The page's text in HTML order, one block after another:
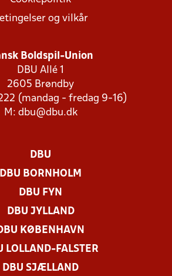
og vilkår
Boldspil-Union
DBU Allé 1
2605 Brøndby
(mandag - fredag 9-16)
M: dbu@dbu.dk
DBU
DBU BORNHOLM
DBU FYN
DBU JYLLAND
KØBENHAVN
LOLLAND-FALSTER
DBU SJÆLLAND